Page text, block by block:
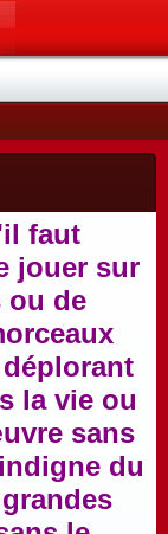
faut
jouer sur
ou de
la vie ou
sans
du